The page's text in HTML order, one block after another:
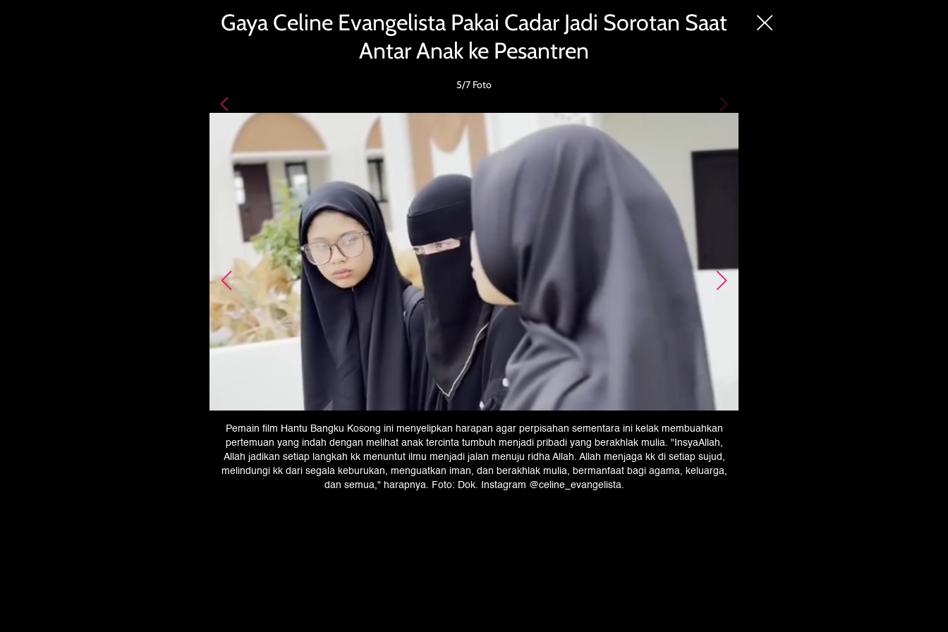
Gaya Celine Evangelista Pakai Cadar Jadi Sorotan Saat
Antar Anak ke Pesantren
5/7 Foto
Pemain film Hantu Bangku Kosong ini menyelipkan harapan agar perpisahan sementara ini kelak membuahkan
pertemuan yang indah dengan melihat anak tercinta tumbuh menjadi pribadi yang berakhlak mulia. "InsyaAllah,
Allah jadikan setiap langkah kk menuntut ilmu menjadi jalan menuju ridha Allah. Allah menjaga kk di setiap sujud,
melindungi kk dari segala keburukan, menguatkan iman, dan berakhlak mulia, bermanfaat bagi agama, keluarga,
dan semua," harapnya. Foto: Dok. Instagram @celine_evangelista.